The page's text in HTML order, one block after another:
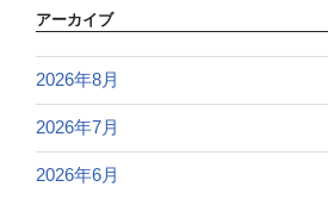
アーカイブ
2026年8月
2026年7月
2026年6月